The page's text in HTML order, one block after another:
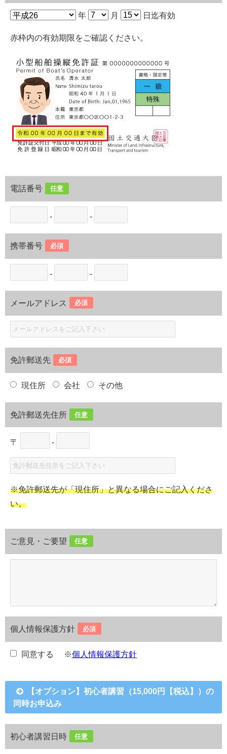
年 月 日迄有効
赤枠内の有効期限をご確認ください。
電話番号 任意
- -
携帯番号 必須
- -
メールアドレス 必須
免許郵送先 必須
現住所 会社 その他
免許郵送先住所 任意
〒 -
※免許郵送先が「現住所」と異なる場合にご記入くださ
い。
ご意見・ご要望 任意
個人情報保護方針 必須
同意する ※個人情報保護方針
【オプション】初心者講習（15,000円【税込】）の
同時お申込み
初心者講習日時 任意